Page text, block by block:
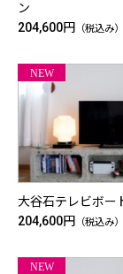
ン
204,600円
（税込み）
大谷石テレビボ
204,600円
（税込み）